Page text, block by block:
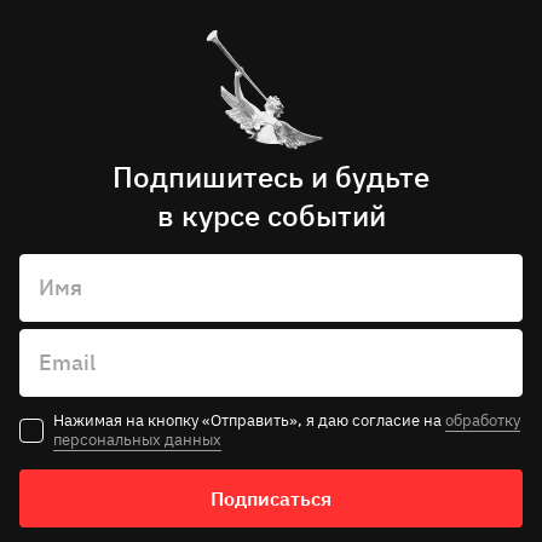
Подпишитесь и будьте
в курсе событий
Имя
Email
Нажимая на кнопку «Отправить», я даю согласие наобработку
персональных данных
Подписаться